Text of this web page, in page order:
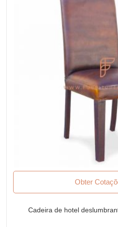
Obter
Cadeira de hotel